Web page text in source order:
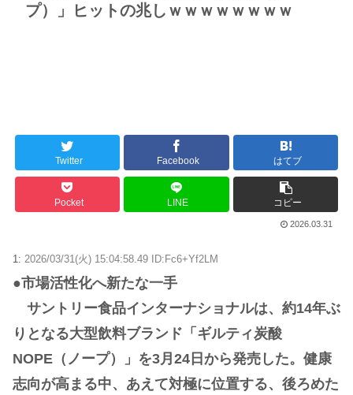
プ）」ヒットの兆しｗｗｗｗｗｗｗｗ
Twitter Facebook はてブ
Pocket LINE コピー
2026.03.31
1: 2026/03/31(火) 15:04:58.49 ID:Fc6+Yf2LM
●市場活性化へ新たな一手
サントリー食品インターナショナルは、約14年ぶ
りとなる大型飲料ブランド「ギルティ炭酸
NOPE（ノープ）」を3月24日から発売した。健康
志向が高まる中、あえて対極に位置する、後ろめた